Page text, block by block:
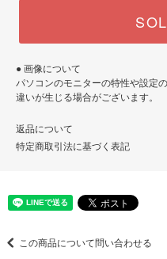
● 画像について
パソコンのモニターの特性や設定
違いが生じる場合がございます。
返品について
特定商取引法に基づく表記
この商品について問い合わせる